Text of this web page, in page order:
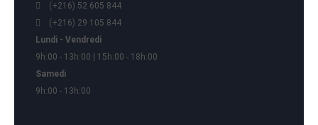
(+216) 52 605 844
(+216) 29 105 844
Lundi - Vendredi
9h:00 - 13h:00 | 15h:00 - 18h:00
Samedi
9h:00 - 13h:00